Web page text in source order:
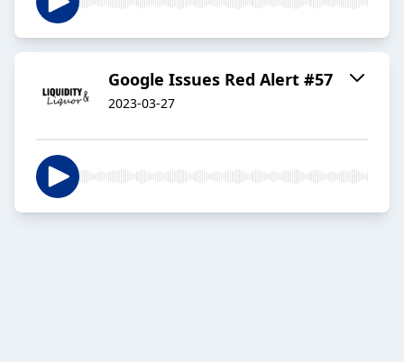
Google Issues Red Alert #57
2023-03-27